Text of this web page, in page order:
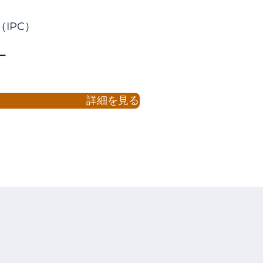
）
詳細を見る